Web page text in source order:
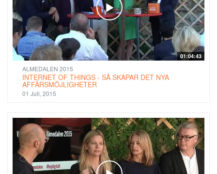
01:04:43
ALMEDALEN 2015
INTERNET OF THINGS - SÅ SKAPAR DET NYA
AFFÄRSMÖJLIGHETER
01 Juli, 2015